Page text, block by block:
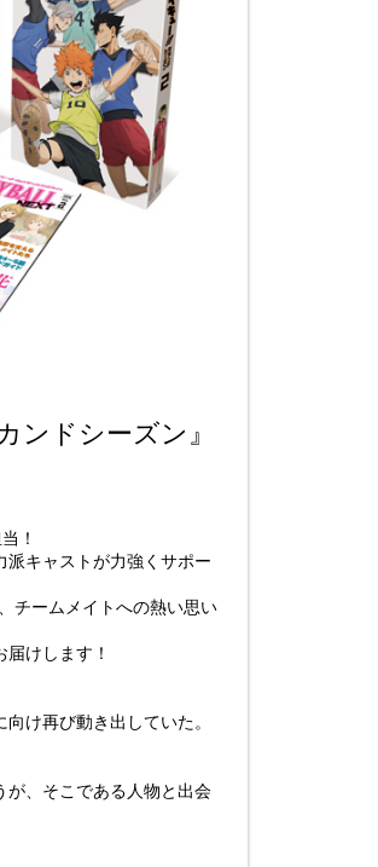
ンドシーズン』
！
キャストが力強くサポー
チームメイトへの熱い思い
けします！
け再び動き出していた。
が、そこである人物と出会